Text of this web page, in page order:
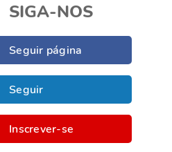
SIGA-NOS
Seguir página
Seguir
Inscrever-se